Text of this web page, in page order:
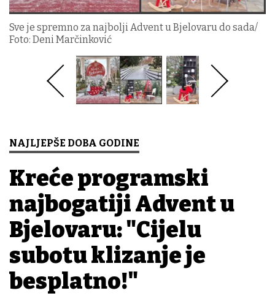
Sve je spremno za najbolji Advent u Bjelovaru do sada/
Foto: Deni Marčinković
NAJLJEPŠE DOBA GODINE
Kreće programski
najbogatiji Advent u
Bjelovaru: "Cijelu
subotu klizanje je
besplatno!"